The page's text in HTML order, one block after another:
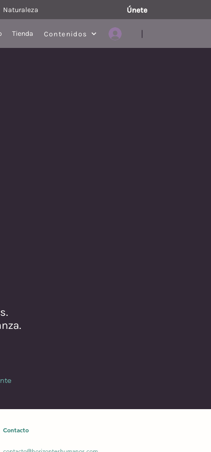
Únete
Naturaleza
Tienda Contenidos |
Contacto